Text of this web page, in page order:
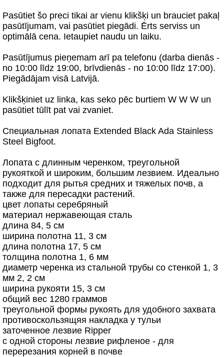
Pasūtiet šo preci tikai ar vienu klikšķi un brauciet pakaļ
pasūtījumam, vai pasūtiet piegādi. Ērts serviss un
optimālā cena. Ietaupiet naudu un laiku.
Pasūtījumus pieņemam arī pa telefonu (darba dienās -
no 10:00 līdz 19:00, brīvdienās - no 10:00 līdz 17:00).
Piegādājam visā Latvijā.
Klikšķiniet uz linka, kas seko pēc burtiem W W W un
pasūtiet tūlīt pat vai zvaniet.
Специальная лопата Extended Black Ada Stainless
Steel Bigfoot.
Лопата с длинным черенком, треугольной
рукояткой и широким, большим лезвием. Идеально
подходит для рытья средних и тяжелых почв, а
также для пересадки растений.
цвет лопаты серебряный
материал нержавеющая сталь
длина 84, 5 см
ширина полотна 11, 3 см
длина полотна 17, 5 см
толщина полотна 1, 6 мм
диаметр черенка из стальной трубы со стенкой 1, 3
мм 2, 2 см
ширина рукояти 15, 3 см
общий вес 1280 граммов
треугольной формы рукоять для удобного захвата
противоскользящяя накладка у тульи
заточенное лезвие Ripper
с одной стороны лезвие рифленое - для
перерезания корней в почве